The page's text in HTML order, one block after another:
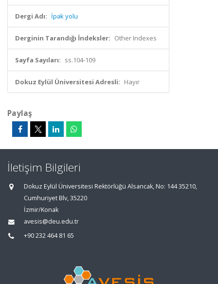
Dergi Adı: İpək yolu
Derginin Tarandığı İndeksler: Other Indexes
Sayfa Sayıları: ss.104-109
Dokuz Eylül Üniversitesi Adresli: Hayır
Paylaş
İletişim Bilgileri
Dokuz Eylül Üniversitesi Rektörlüğü Alsancak, No: 144 35210,
Cumhuriyet Blv, 35220
İzmir/Konak
avesis@deu.edu.tr
+90 232 464 81 65